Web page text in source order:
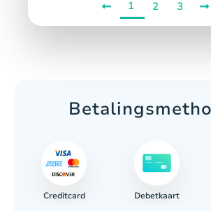
1 2 3
Creditcard Debetkaart